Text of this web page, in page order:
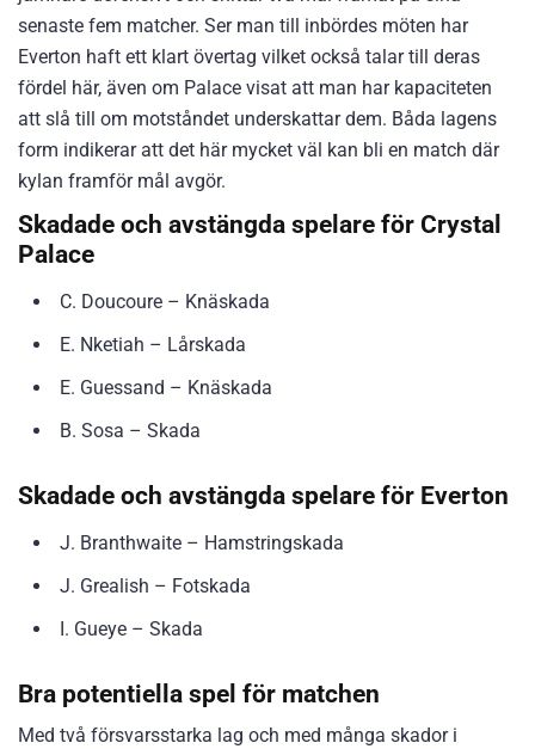
senaste fem matcher. Ser man till inbördes möten har
Everton haft ett klart övertag vilket också talar till deras
fördel här, även om Palace visat att man har kapaciteten
att slå till om motståndet underskattar dem. Båda lagens
form indikerar att det här mycket väl kan bli en match där
kylan framför mål avgör.
Skadade och avstängda spelare för Crystal
Palace
C. Doucoure – Knäskada
E. Nketiah – Lårskada
E. Guessand – Knäskada
B. Sosa – Skada
Skadade och avstängda spelare för Everton
J. Branthwaite – Hamstringskada
J. Grealish – Fotskada
I. Gueye – Skada
Bra potentiella spel för matchen
Med två försvarsstarka lag och med många skador i